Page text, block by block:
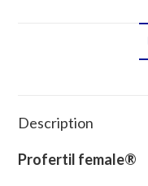
Description
Profertil female®